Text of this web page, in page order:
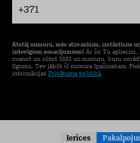
+371
Atstāj numuru, mēs atzvanīsim, izstāstīsim
izdevīgiem nosacījumiem! Ar šo Tu apliecini,
zvanot un sūtot SMS uz numuru, kuru
līgumu, Tev jābūt šī numura īpašniekam.
informācijas Privātuma politikā.
Ierīces